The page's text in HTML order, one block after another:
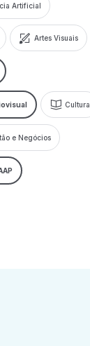
Artificial
Artes Visuais
Cultura
e Negócios